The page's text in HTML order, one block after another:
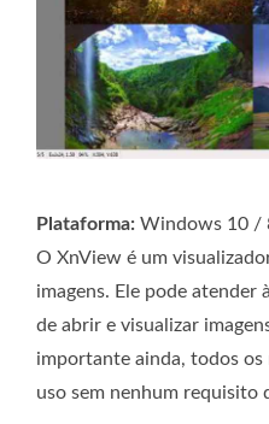
Plataforma: Windows 10 /
O XnView é um
imagens. Ele pode atender
de abrir e visualizar
importante ainda, todos
uso sem nenhum requisito